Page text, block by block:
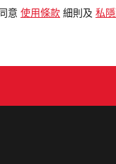
意 使用條款 細則及 私